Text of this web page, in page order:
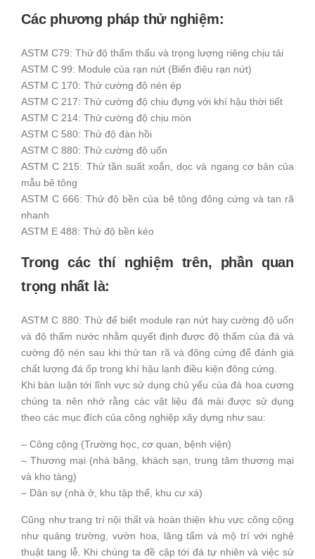
Các phương pháp thử nghiệm:
ASTM C79: Thử độ thẩm thấu và trọng lượng riêng chịu tải
ASTM C 99: Module của rạn nứt (Biến điệu rạn nứt)
ASTM C 170: Thử cường độ nén ép
ASTM C 217: Thử cường độ chịu đựng với khí hậu thời tiết
ASTM C 214: Thử cường độ chịu mòn
ASTM C 580: Thử độ đàn hồi
ASTM C 880: Thử cường độ uốn
ASTM C 215: Thử tần suất xoắn, dọc và ngang cơ bản của
mẫu bê tông
ASTM C 666: Thử độ bền của bê tông đông cứng và tan rã
nhanh
ASTM E 488: Thử độ bền kéo
Trong các thí nghiệm trên, phần quan
trọng nhất là:
ASTM C 880: Thử để biết module rạn nứt hay cường độ uốn
và độ thấm nước nhằm quyết định được độ thấm của đá và
cường độ nén sau khi thử tan rã và đông cứng để đánh giá
chất lượng đá ốp trong khí hậu lạnh điều kiện đông cứng.
Khi bàn luận tới lĩnh vực sử dụng chủ yếu của đá hoa cương
chúng ta nên nhớ rằng các vật liệu đá mài được sử dụng
theo các mục đích của công nghiệp xây dựng như sau:
– Công cộng (Trường học, cơ quan, bệnh viện)
– Thương mại (nhà băng, khách sạn, trung tâm thương mại
và kho tàng)
– Dân sự (nhà ở, khu tập thể, khu cư xá)
Cũng như trang trí nội thất và hoàn thiện khu vực công cộng
như quảng trường, vườn hoa, lăng tẩm và mộ trí với nghệ
thuật tang lễ. Khi chúng ta đề cập tới đá tự nhiên và việc sử